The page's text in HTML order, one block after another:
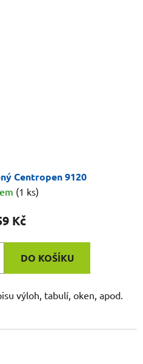
Centropen 9120
(1 ks)
Kč
DO KOŠÍKU
výloh, tabulí, oken, apod.